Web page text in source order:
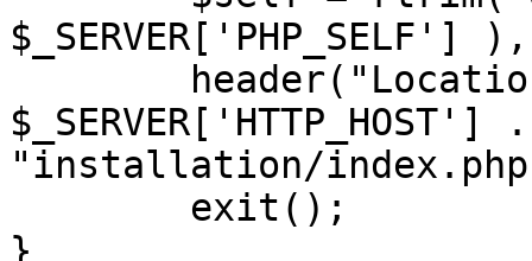
"installation/
}